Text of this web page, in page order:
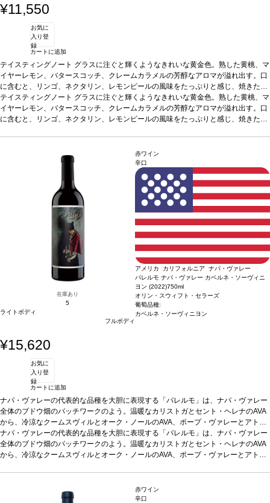
¥11,550
お気に
入り登
録
カートに追加
テイスティングノート グラスに注ぐと輝くようなきれいな黄金色。熟した黄桃、マ
イヤーレモン、バタースコッチ、クレームカラメルの芳醇なアロマが溢れ出す。口
に含むと、リンゴ、ネクタリン、レモンピールの風味をたっぷりと感じ、焼きたて
のレモンカスタードとプラリネの風味が広がるミッドパレットへとシームレスに移
行する。フィニッシュは生き生きとして滑らか、カラメルが際立ち、ベニエの含み
が残る。合う料理
グリルしたシーフード、ホタテ、タラ、ローストチキンなどと
テイスティングノート グラスに注ぐと輝くようなきれいな黄金色。熟した黄桃、マ
イヤーレモン、バタースコッチ、クレームカラメルの芳醇なアロマが溢れ出す。口
に含むと、リンゴ、ネクタリン、レモンピールの風味をたっぷりと感じ、焼きたて
グリルしたシーフード、ホタテ、タラ、ローストチキンなどと
シャルドネ
*本ヴィンテージが在庫切れの場合、在庫があり価格が
同様の場合は自動的に次のヴィンテージに変更されます、ご了承ください。
在庫あり
5
ライトボディ
フルボディ
赤ワイン
辛口
アメリカ カリフォルニア ナパ・ヴァレー
パレルモ ナパ・ヴァレー カベルネ・ソーヴィニ
ヨン (2022)750ml
オリン・スウィフト・セラーズ
葡萄品種:
カベルネ・ソーヴィニヨン
¥15,620
お気に
入り登
録
カートに追加
ナパ・ヴァレーの代表的な品種を大胆に表現する「パレルモ」は、ナパ・ヴァレー
全体のブドウ畑のパッチワークのよう。温暖なカリストガとセント・ヘレナのAVA
から、冷涼なクームスヴィルとオーク・ノールのAVA、ポープ・ヴァレーとアトラ
ス・ピークのユニークなミクロクリマ（微気候）、そしてラザフォードとオークヴ
ィルの有名な土壌まで、真のナパ・ヴァレーすべてが詰まっているボトル。厳格な
品質基準を満たすために畑で作業した結果、オリン・スフィフトの理念に忠実であ
ボイセンベリー、熟したエルダーベリー、チャパラル、シーダーが広がる。口に含
むと、カシス、ブラックベリー、セイボリーなどの芳醇な味わいを感じ、微かなタ
ナパ・ヴァレーの代表的な品種を大胆に表現する「パレルモ」は、ナパ・ヴァレー
全体のブドウ畑のパッチワークのよう。温暖なカリストガとセント・ヘレナのAVA
から、冷涼なクームスヴィルとオーク・ノールのAVA、ポープ・ヴァレーとアトラ
品質基準を満たすために畑で作業した結果、オリン・スフィフトの理念に忠実であ
りながら、伝統的なカベルネのワインを造る。
赤ワイン
辛口